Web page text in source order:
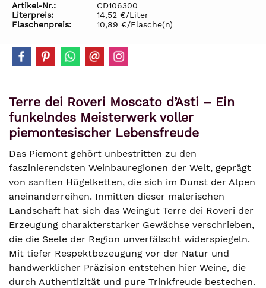
Artikel-Nr.:
CD106300
Literpreis:
14,52 €/Liter
Flaschenpreis:
10,89 €/Flasche(n)
Terre dei Roveri Moscato d’Asti – Ein
funkelndes Meisterwerk voller
piemontesischer Lebensfreude
Das Piemont gehört unbestritten zu den
faszinierendsten Weinbauregionen der Welt, geprägt
von sanften Hügelketten, die sich im Dunst der Alpen
aneinanderreihen. Inmitten dieser malerischen
Landschaft hat sich das Weingut Terre dei Roveri der
Erzeugung charakterstarker Gewächse verschrieben,
die die Seele der Region unverfälscht widerspiegeln.
Mit tiefer Respektbezeugung vor der Natur und
handwerklicher Präzision entstehen hier Weine, die
durch Authentizität und pure Trinkfreude bestechen.